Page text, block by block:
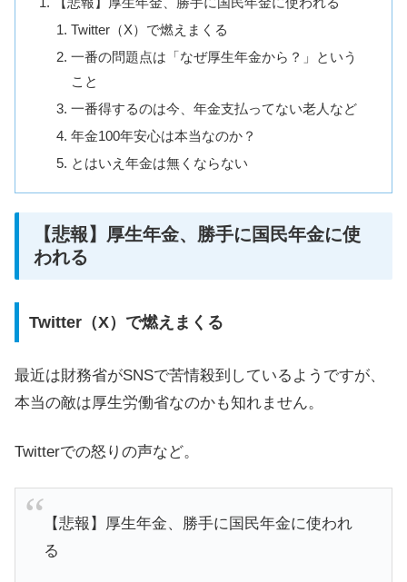
Twitter（X）で燃えまくる
一番の問題点は「なぜ厚生年金から？」という
こと
一番得するのは今、年金支払ってない老人など
年金100年安心は本当なのか？
とはいえ年金は無くならない
【悲報】厚生年金、勝手に国民年金に使
われる
Twitter（X）で燃えまくる
最近は財務省がSNSで苦情殺到しているようですが、
本当の敵は厚生労働省なのかも知れません。
Twitterでの怒りの声など。
【悲報】厚生年金、勝手に国民年金に使われ
る